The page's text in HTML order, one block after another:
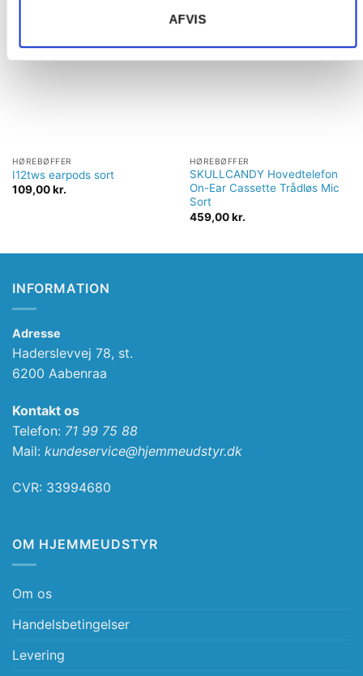
AFVIS
HØREBØFFER
I12tws earpods sort
109,00kr.
HØREBØFFER
SKULLCANDY Hovedtelefon
On-Ear Cassette Trådløs Mic
Sort
459,00kr.
INFORMATION
Adresse
Haderslevvej 78, st.
6200 Aabenraa
Kontakt os
Telefon: 71 99 75 88
Mail: kundeservice@hjemmeudstyr.dk
CVR: 33994680
OM HJEMMEUDSTYR
Om os
Handelsbetingelser
Levering